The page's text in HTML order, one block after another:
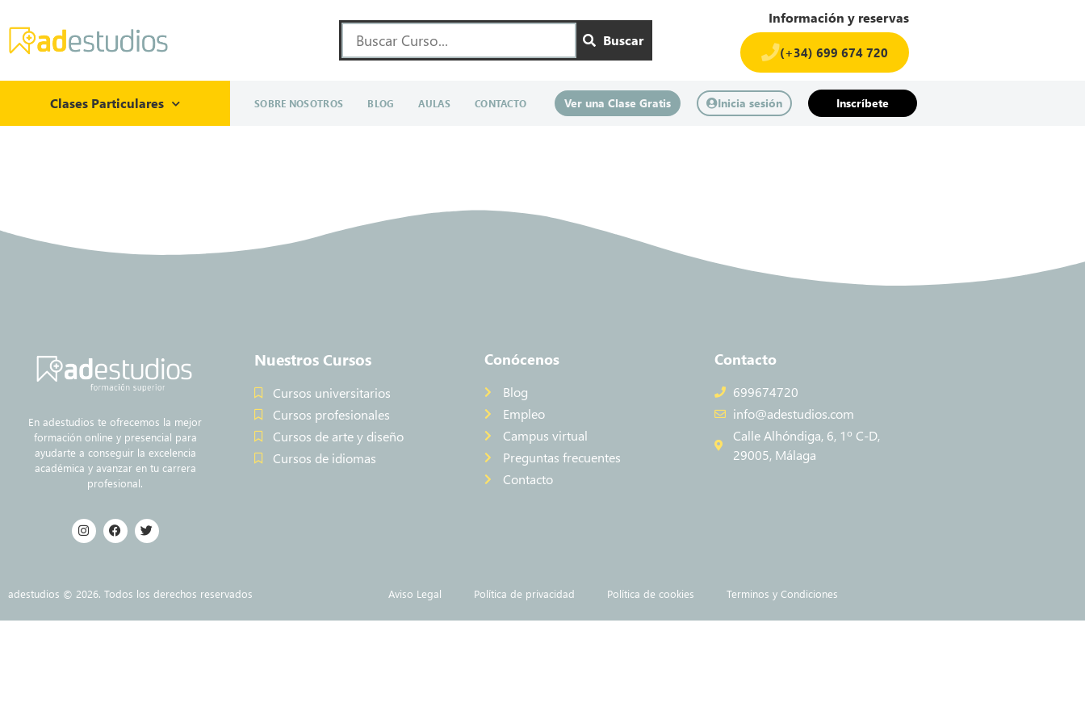
Buscar
Información y reservas
(+34) 699 674 720​
Clases Particulares SOBRE NOSOTROS BLOG AULAS CONTACTO Ver una Clase Gratis Inicia sesión Inscríbete
En adestudios te ofrecemos la mejor
formación online y presencial para
ayudarte a conseguir la excelencia
académica y avanzar en tu carrera
profesional.
Nuestros Cursos
Cursos universitarios
Cursos profesionales
Cursos de arte y diseño
Cursos de idiomas
Conócenos
Blog
Empleo
Campus virtual
Preguntas frecuentes
Contacto
Contacto
699674720
info@adestudios.com
Calle Alhóndiga, 6, 1º C-D,
29005, Málaga
adestudios © 2026. Todos los derechos reservados Aviso Legal Política de privacidad Política de cookies Terminos y Condiciones